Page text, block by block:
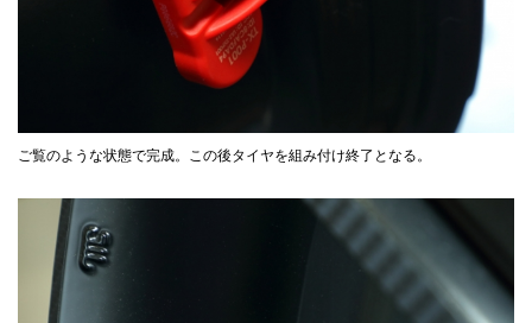
ご覧のような状態で完成。この後タイヤを組み付け終了となる。